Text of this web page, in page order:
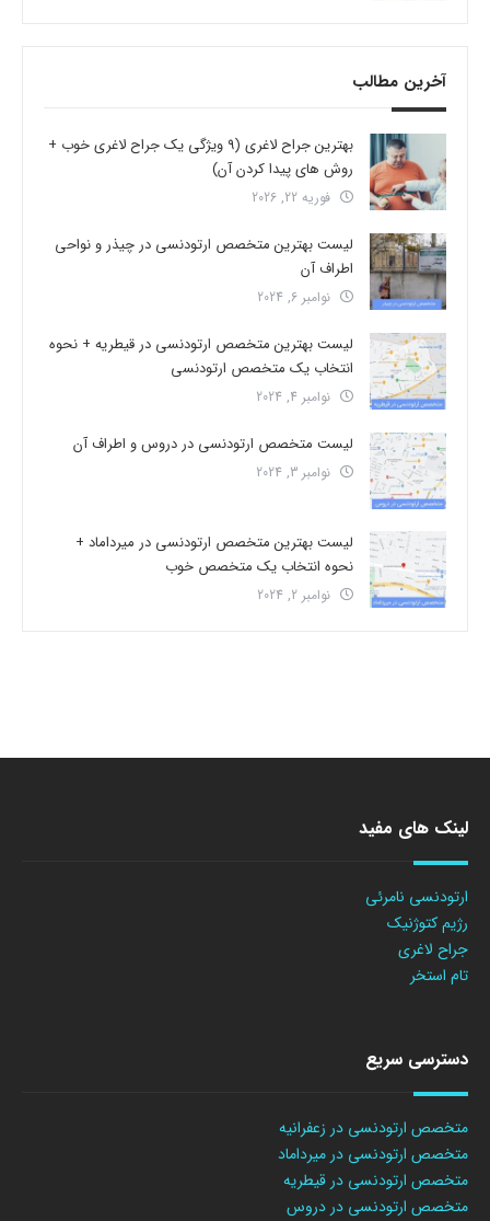
آخرین مطالب
بهترین جراح لاغری (9 ویژگی یک جراح لاغری خوب +
روش های پیدا کردن آن)
فوریه 22, 2026
لیست بهترین متخصص ارتودنسی در چیذر و نواحی
اطراف آن
نوامبر 6, 2024
لیست بهترین متخصص ارتودنسی در قیطریه + نحوه
انتخاب یک متخصص ارتودنسی
نوامبر 4, 2024
لیست متخصص ارتودنسی در دروس و اطراف آن
نوامبر 3, 2024
لیست بهترین متخصص ارتودنسی در میرداماد +
نحوه انتخاب یک متخصص خوب
نوامبر 2, 2024
لینک های مفید
ارتودنسی نامرئی
رژیم کتوژنیک
جراح لاغری
تام استخر
دسترسی سریع
متخصص ارتودنسی در زعفرانیه
متخصص ارتودنسی در میرداماد
متخصص ارتودنسی در قیطریه
متخصص ارتودنسی در دروس